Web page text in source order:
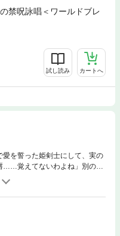
禁呪詠唱＜ワールドブレ
試し読み カートへ
愛を誓った姫剣士にして、実の
……覚えてないわよね」別の前
った少女・静乃。輪廻を越
年・諸葉は、サツキと静乃に
に変える転生者達の学園で、
に覚醒めた諸葉は、誰より
に宿れ魔焔――今、少年は波乱